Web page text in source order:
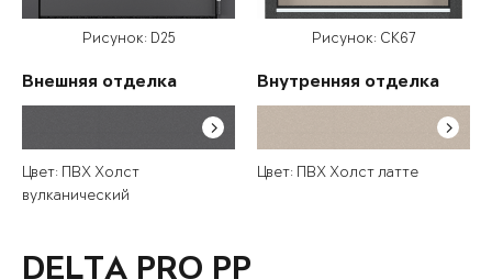
Рисунок: D25
Внешняя отделка
Цвет: ПВХ Холст
вулканический
Рисунок: СК67
Внутренняя отделка
Цвет: ПВХ Холст латте
DELTA PRO PP